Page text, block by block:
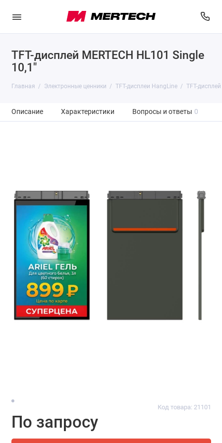
TFT-дисплей MERTECH HL101 Single
10,1″
Главная Электронные ценники TFT-дисплеи HangLine TFT-
Описание Характеристики Вопросы и ответы 0
Код товара: 21101
По запросу